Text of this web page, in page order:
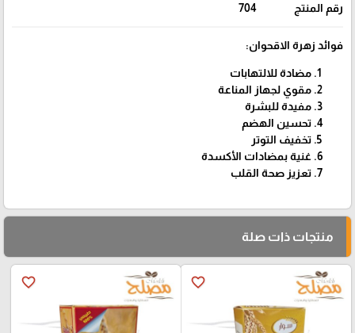
رقم المنتج 704
فوائد زهرة الاقحوان:
مضادة للالتهابات
مقوي لجهاز المناعة
مفيدة للبشرة
تحسين الهضم
تخفيف التوتر
غنية بمضادات الأكسدة
تعزيز صحة القلب
منتجات ذات صلة
favorite_border
favorite_border